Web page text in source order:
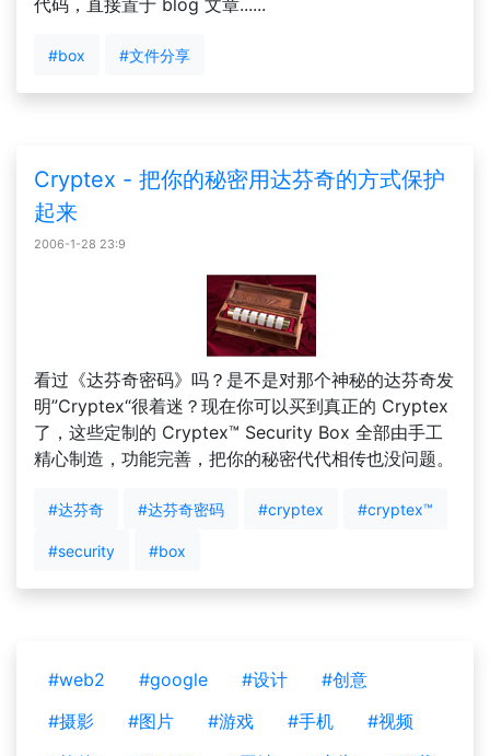
代码，直接置于 blog 文章......
#box #文件分享
Cryptex - 把你的秘密用达芬奇的方式保护
起来
2006-1-28 23:9
看过《达芬奇密码》吗？是不是对那个神秘的达芬奇发
明”Cryptex“很着迷？现在你可以买到真正的 Cryptex
了，这些定制的 Cryptex™ Security Box 全部由手工
精心制造，功能完善，把你的秘密代代相传也没问题。
#达芬奇 #达芬奇密码 #cryptex #cryptex™
#security #box
#web2 #google #设计
#创意
#摄影
#图片 #游戏 #手机
#视频